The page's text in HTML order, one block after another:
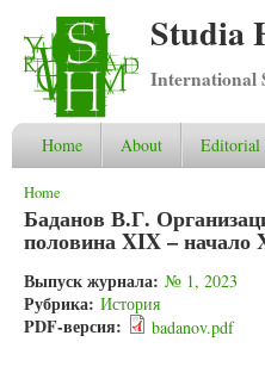
Studia
International
Home About Editorial
You are here
Home
Баданов В.Г.
половина XIX – начало
Выпуск журнала: № 1, 2023
Рубрика: История
PDF-версия: badanov.pdf